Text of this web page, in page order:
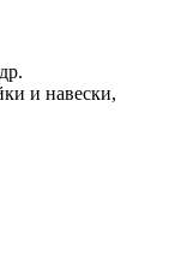
и навески,